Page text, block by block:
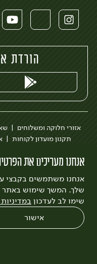
אנחנו מעריכים את
אנחנו משתמשים בקבצי
שלך. המשך שימוש באתר
שימו לב לעדכון
אישור
הורדת
אזורי חלוקה ומשלוחים
תקנון מועדון לקוחות
לצפייה